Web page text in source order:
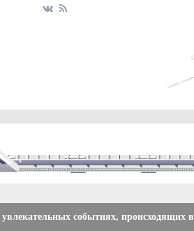
событиях, происходящих в